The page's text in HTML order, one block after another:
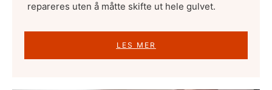
repareres uten å måtte skifte ut hele gulvet.
LES MER